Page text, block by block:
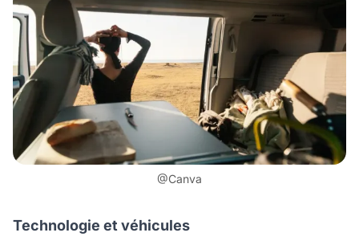
@Canva
Technologie et véhicules